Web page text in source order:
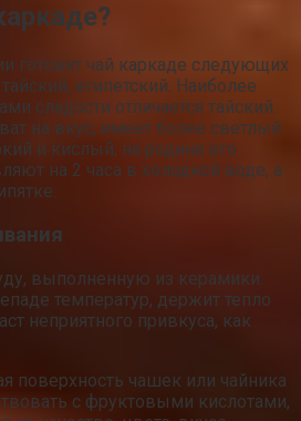
готовят чай каркаде следующих
египетский. Наиболее
сладости отличается тайский.
на вкус, имеет более светлый
и кислый; на родине его
на 2 часа в холодной воде, а
выполненную из керамики.
температур, держит тепло
неприятного привкуса, как
поверхность чашек или чайника
с фруктовыми кислотами,